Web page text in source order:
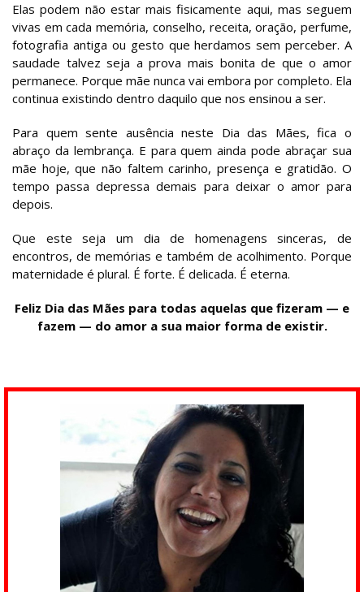
Elas podem não estar mais fisicamente aqui, mas seguem
vivas em cada memória, conselho, receita, oração, perfume,
fotografia antiga ou gesto que herdamos sem perceber. A
saudade talvez seja a prova mais bonita de que o amor
permanece. Porque mãe nunca vai embora por completo. Ela
continua existindo dentro daquilo que nos ensinou a ser.
Para quem sente ausência neste Dia das Mães, fica o
abraço da lembrança. E para quem ainda pode abraçar sua
mãe hoje, que não faltem carinho, presença e gratidão. O
tempo passa depressa demais para deixar o amor para
depois.
Que este seja um dia de homenagens sinceras, de
encontros, de memórias e também de acolhimento. Porque
maternidade é plural. É forte. É delicada. É eterna.
Feliz Dia das Mães para todas aquelas que fizeram — e
fazem — do amor a sua maior forma de existir.